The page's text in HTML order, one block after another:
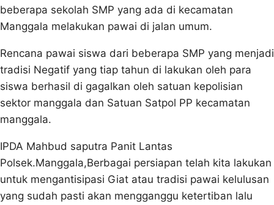
beberapa sekolah SMP yang ada di kecamatan
Manggala melakukan pawai di jalan umum.
Rencana pawai siswa dari beberapa SMP yang menjadi
tradisi Negatif yang tiap tahun di lakukan oleh para
siswa berhasil di gagalkan oleh satuan kepolisian
sektor manggala dan Satuan Satpol PP kecamatan
manggala.
IPDA Mahbud saputra Panit Lantas
Polsek.Manggala,Berbagai persiapan telah kita lakukan
untuk mengantisipasi Giat atau tradisi pawai kelulusan
yang sudah pasti akan mengganggu ketertiban lalu